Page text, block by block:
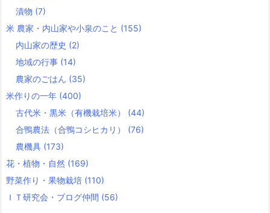
漬物 (7)
米 農家・内山家や小泉のこと (155)
内山家の歴史 (2)
地域の行事 (14)
農家のごはん (35)
米作りの一年 (400)
古代米・黒米（有機栽培米） (44)
合鴨農法（合鴨コシヒカリ） (76)
農機具 (173)
花・植物・自然 (169)
野菜作り・果物栽培 (110)
ＩＴ研究会・ブログ仲間 (56)